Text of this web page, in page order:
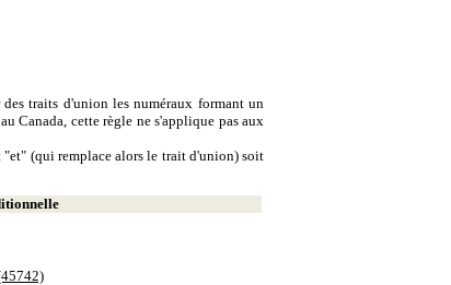
traits d'union les numéraux formant un
Canada, cette règle ne s'applique pas aux
"et" (qui remplace alors le trait d'union) soit